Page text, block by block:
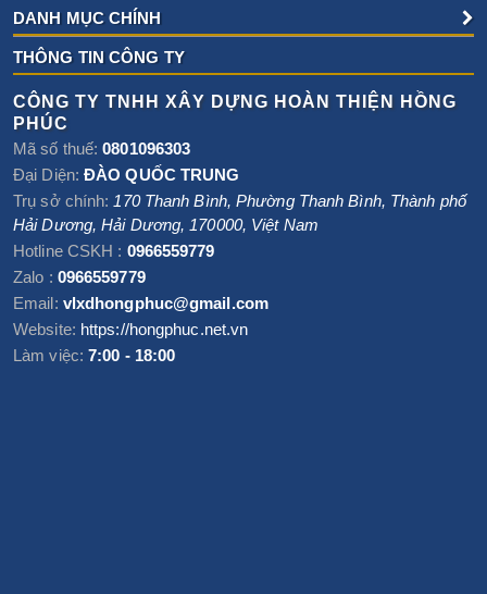
DANH MỤC CHÍNH
THÔNG TIN CÔNG TY
CÔNG TY TNHH XÂY DỰNG HOÀN THIỆN HỒNG
PHÚC
Mã số thuế:0801096303
Đại Diện: ĐÀO QUỐC TRUNG
Trụ sở chính: 170 Thanh Bình, Phường Thanh Bình, Thành phố
Hải Dương,Hải Dương, 170000, Việt Nam
Hotline CSKH : 0966559779
Zalo : 0966559779
Email: vlxdhongphuc@gmail.com
Website: https://hongphuc.net.vn
Làm việc: 7:00 - 18:00